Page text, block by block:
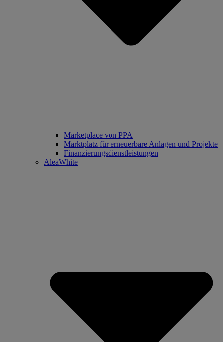
Marketplace von PPA
Marktplatz für erneuerbare Anlagen und Projekte
Finanzierungsdienstleistungen
AleaWhite